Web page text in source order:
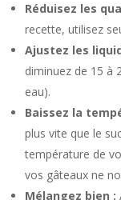
Réduisez les
recette, utilisez
Ajustez les
diminuez de 15 à
eau).
Baissez la
plus vite que le
température de
vos gâteaux ne
Mélangez bien :